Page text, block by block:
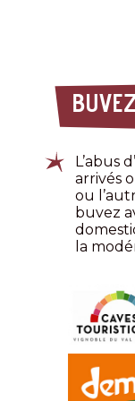
L’abus
arrivés
ou
buvez
la